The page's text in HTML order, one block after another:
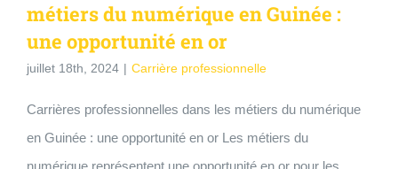
métiers du numérique en Guinée :
une opportunité en or
juillet 18th, 2024 | Carrière professionnelle
Carrières professionnelles dans les métiers du numérique
en Guinée : une opportunité en or Les métiers du
numérique représentent une opportunité en or pour les